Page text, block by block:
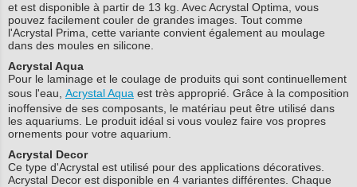
et est disponible à partir de 13 kg. Avec Acrystal Optima, vous
pouvez facilement couler de grandes images. Tout comme
l'Acrystal Prima, cette variante convient également au moulage
dans des moules en silicone.
Acrystal Aqua
Pour le laminage et le coulage de produits qui sont continuellement
sous l'eau, Acrystal Aqua est très approprié. Grâce à la composition
inoffensive de ses composants, le matériau peut être utilisé dans
les aquariums. Le produit idéal si vous voulez faire vos propres
ornements pour votre aquarium.
Acrystal Decor
Ce type d'Acrystal est utilisé pour des applications décoratives.
Acrystal Decor est disponible en 4 variantes différentes. Chaque